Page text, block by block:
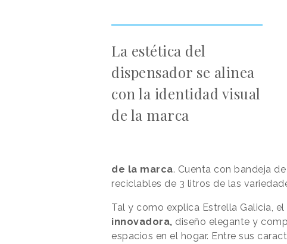
La estética del
dispensador se alinea
con la identidad visual
de la marca
de la marca. Cuenta con bandeja
reciclables de 3 litros de las
Tal y como explica Estrella Galicia,
innovadora, diseño elegante y
espacios en el hogar. Entre sus